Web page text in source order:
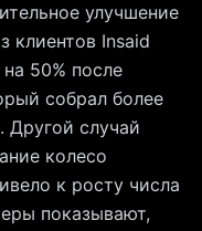
улучшение
клиентов Insaid
50% после
собрал более
Другой случай
колесо
к росту числа
показывают,